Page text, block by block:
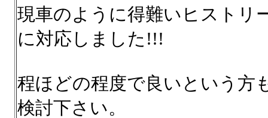
現車のように得難いヒストリ
に対応しました!!!
程ほどの程度で良いという方
検討下さい。